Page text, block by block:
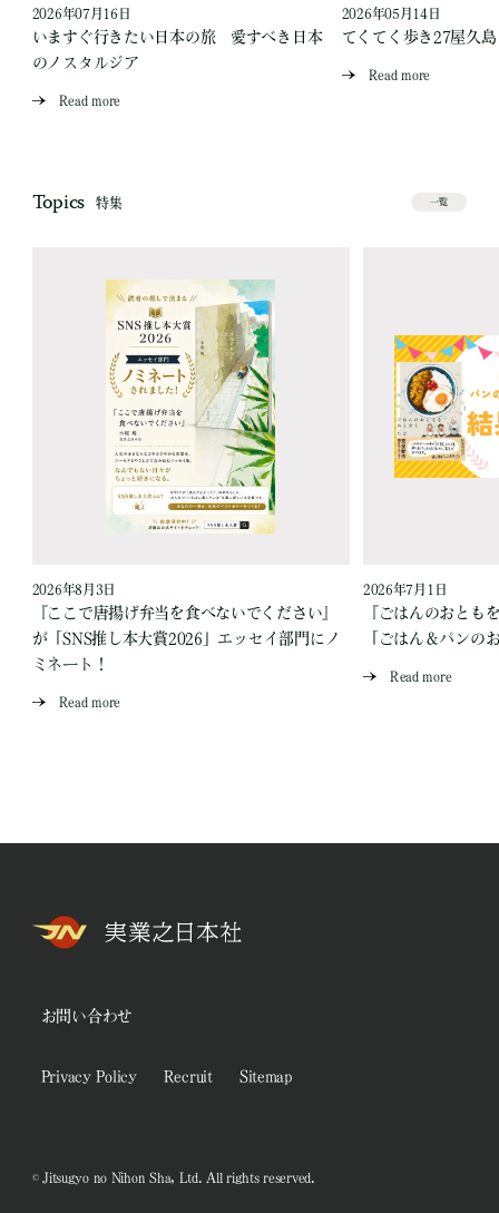
2026年07月16日
いますぐ行きたい日本の旅 愛すべき日本
のノスタルジア
Read more
2026年05月14日
てくてく歩き27屋久
Read more
Topics 特集 一覧
2026年8月3日
『ここで唐揚げ弁当を食べないでください』
が「SNS推し本大賞2026」エッセイ部門にノ
ミネート！
Read more
2026年7月1日
『ごはんのおとも
「ごはん＆パンの
Read more
お問い合わせ
Privacy Policy Recruit Sitemap
© Jitsugyo no Nihon Sha, Ltd. All rights reserved.